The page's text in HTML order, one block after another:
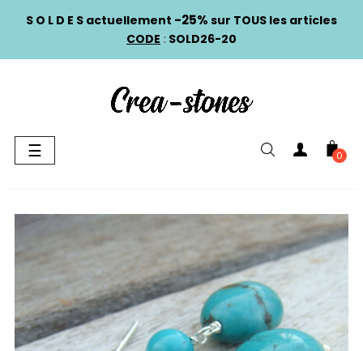
S O L D E S actuellement -25% sur TOUS les articles
CODE : SOLD26-20
Basculer
la
☰ 0